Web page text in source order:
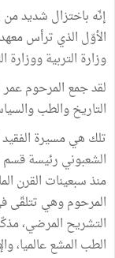
إنّه باختزال شديد
الأوّل الذي ترأس
وزارة التربية ووزارة
لقد جمع المرحوم عمر
التاريخ والطب
تلك هي مسيرة
الشعبوني رئيسة قسم
منذ سبعينات القرن
المرحوم وهي
التشريح المرضي،
الطب المشع عالميا،